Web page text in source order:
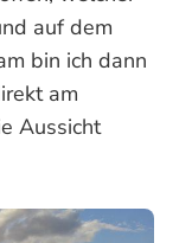
auf dem
bin ich dann
am
Aussicht